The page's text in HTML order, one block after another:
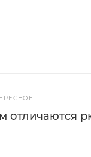
отличаются